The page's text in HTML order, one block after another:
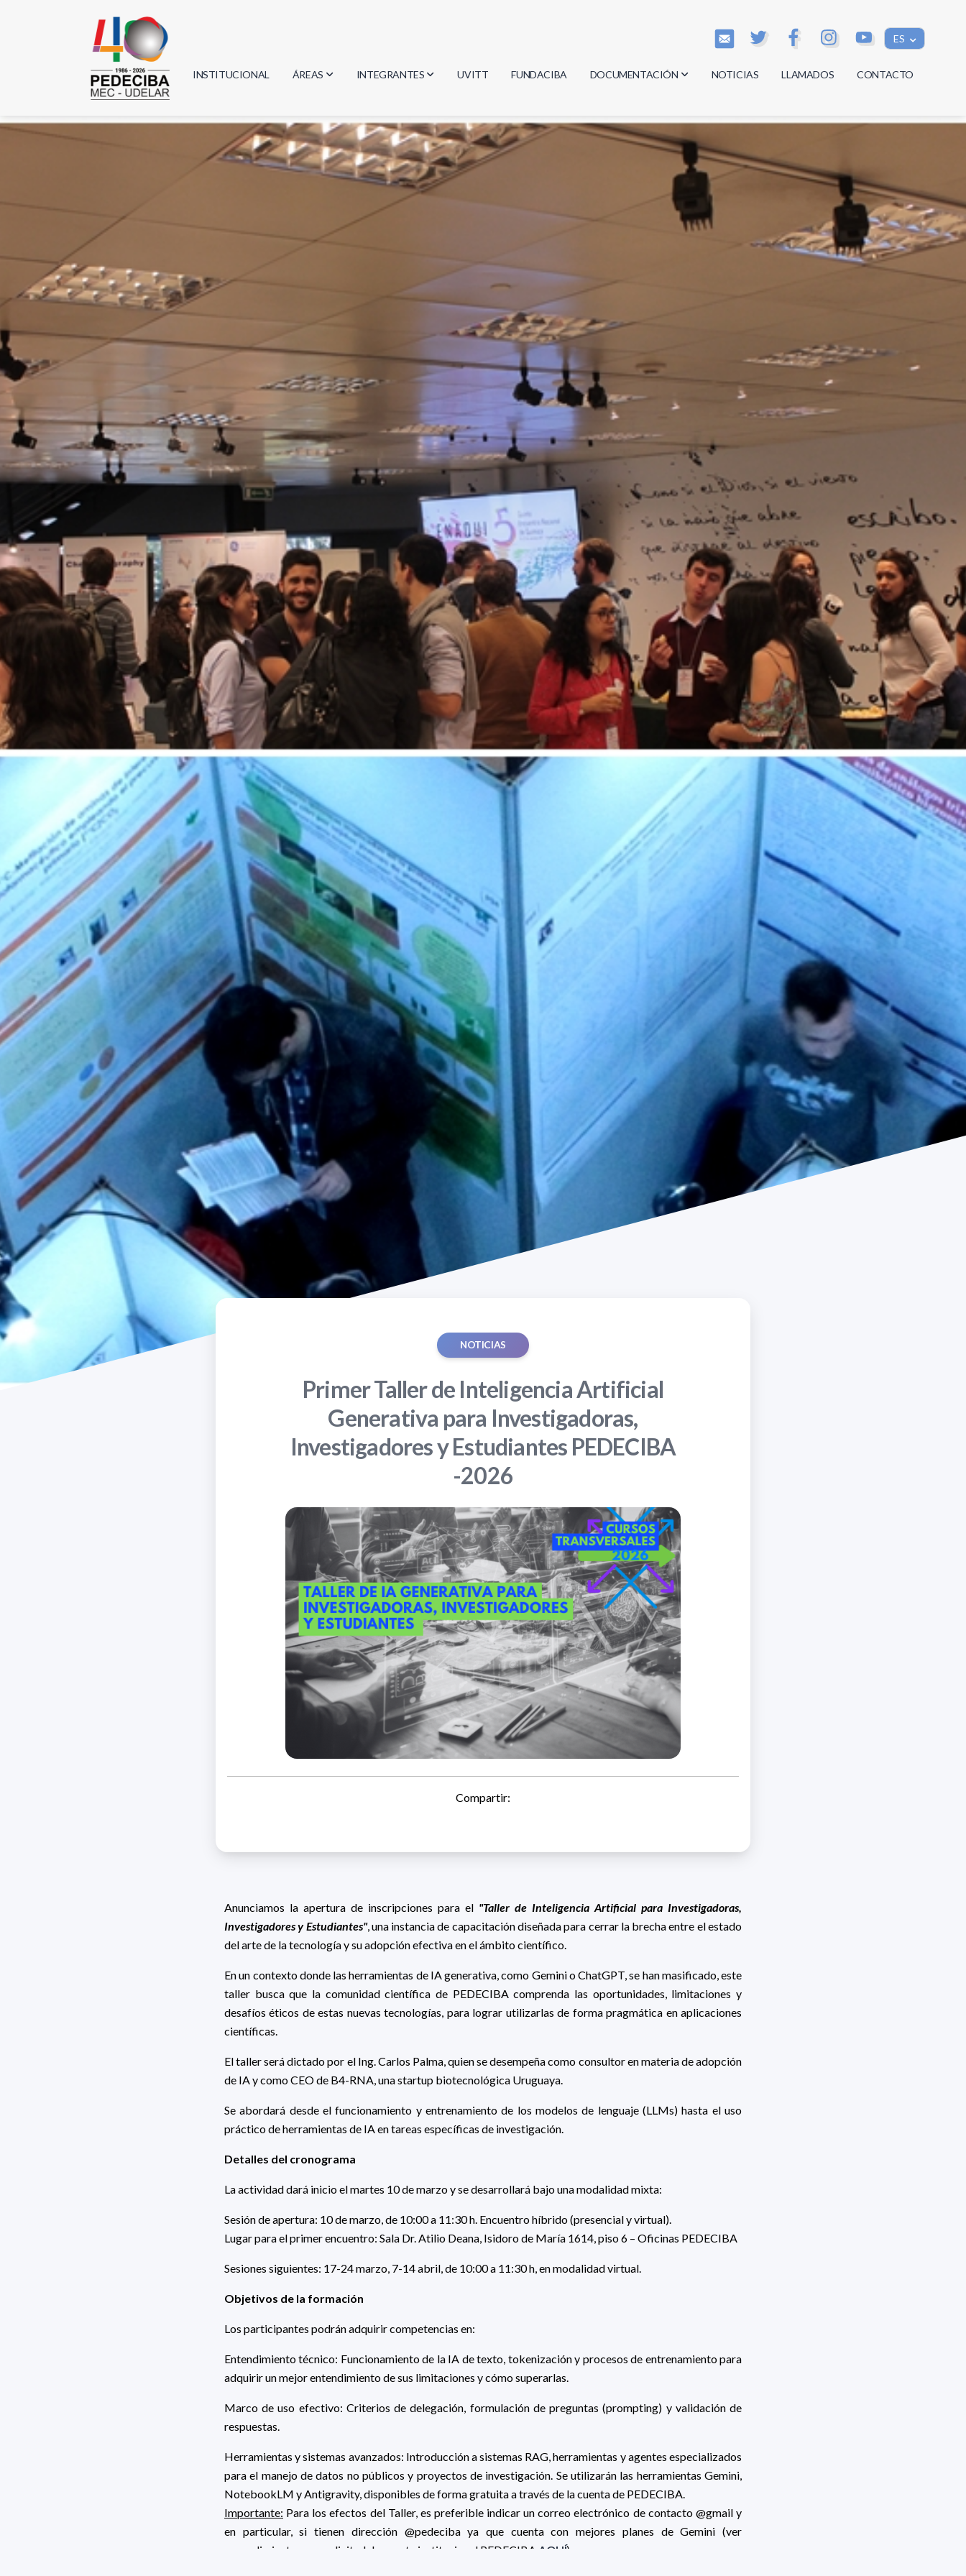
ES
INSTITUCIONAL ÁREAS
Física
Geociencias
Química
INTEGRANTES
Estudiantes
Egresados
UVITT FUNDACIBA DOCUMENTACIÓN
Reglamentos
NOTICIAS LLAMADOS CONTACTO
NOTICIAS
Primer Taller de Inteligencia Artificial
Generativa para Investigadoras,
Investigadores y Estudiantes PEDECIBA
-2026
Compartir:
Anunciamos la apertura de inscripciones para el "Taller de Inteligencia Artificial para Investigadoras,
Investigadores y Estudiantes", una instancia de capacitación diseñada para cerrar la brecha entre el estado
del arte de la tecnología y su adopción efectiva en el ámbito científico.
En un contexto donde las herramientas de IA generativa, como Gemini o ChatGPT, se han masificado, este
taller busca que la comunidad científica de PEDECIBA comprenda las oportunidades, limitaciones y
desafíos éticos de estas nuevas tecnologías, para lograr utilizarlas de forma pragmática en aplicaciones
científicas.
El taller será dictado por el Ing. Carlos Palma, quien se desempeña como consultor en materia de adopción
de IA y como CEO de B4-RNA, una startup biotecnológica Uruguaya.
Se abordará desde el funcionamiento y entrenamiento de los modelos de lenguaje (LLMs) hasta el uso
práctico de herramientas de IA en tareas específicas de investigación.
Detalles del cronograma
La actividad dará inicio el martes 10 de marzo y se desarrollará bajo una modalidad mixta:
Sesión de apertura: 10 de marzo, de 10:00 a 11:30 h. Encuentro híbrido (presencial y virtual).
Lugar para el primer encuentro: Sala Dr. Atilio Deana, Isidoro de María 1614, piso 6 – Oficinas PEDECIBA
Sesiones siguientes: 17-24 marzo, 7-14 abril, de 10:00 a 11:30 h, en modalidad virtual.
Objetivos de la formación
Los participantes podrán adquirir competencias en:
Entendimiento técnico: Funcionamiento de la IA de texto, tokenización y procesos de entrenamiento para
adquirir un mejor entendimiento de sus limitaciones y cómo superarlas.
Marco de uso efectivo: Criterios de delegación, formulación de preguntas (prompting) y validación de
respuestas.
Herramientas y sistemas avanzados: Introducción a sistemas RAG, herramientas y agentes especializados
para el manejo de datos no públicos y proyectos de investigación. Se utilizarán las herramientas Gemini,
NotebookLM y Antigravity, disponibles de forma gratuita a través de la cuenta de PEDECIBA.
Importante: Para los efectos del Taller, es preferible indicar un correo electrónico de contacto @gmail y
en particular, si tienen dirección @pedeciba ya que cuenta con mejores planes de Gemini (ver
procedimiento para solicitud de cuenta institucional PEDECIBA AQUÍ).